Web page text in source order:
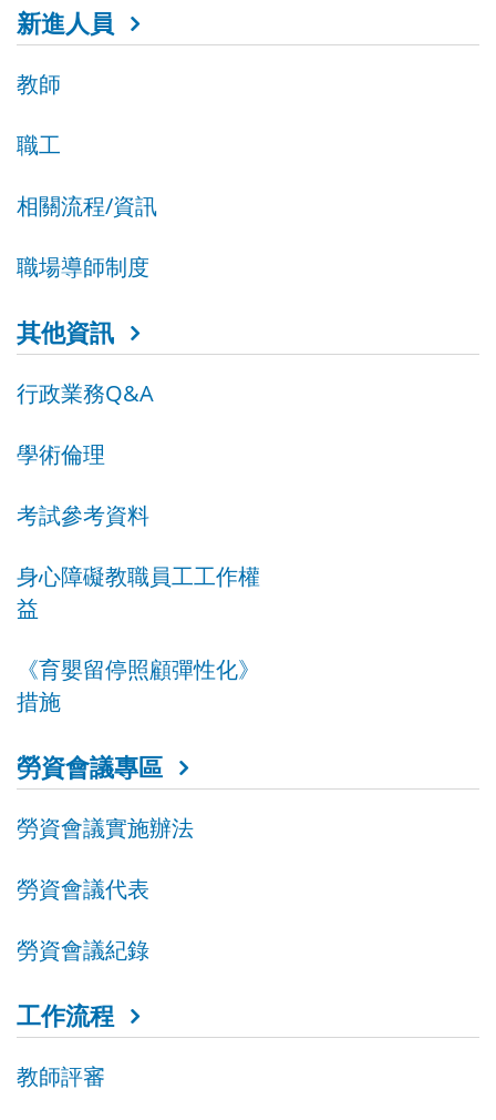
新進人員
教師
職工
相關流程/資訊
職場導師制度
其他資訊
行政業務Q&A
學術倫理
考試參考資料
身心障礙教職員工工作權
益
《育嬰留停照顧彈性化》
措施
勞資會議專區
勞資會議實施辦法
勞資會議代表
勞資會議紀錄
工作流程
教師評審